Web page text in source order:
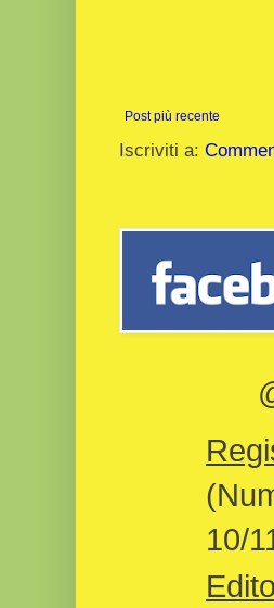
Post più recente
Iscriviti a:
10/